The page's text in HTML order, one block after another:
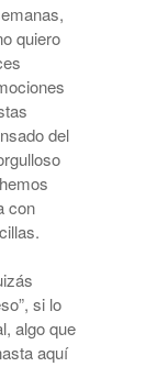
quiero
del
con
si lo
algo que
aquí